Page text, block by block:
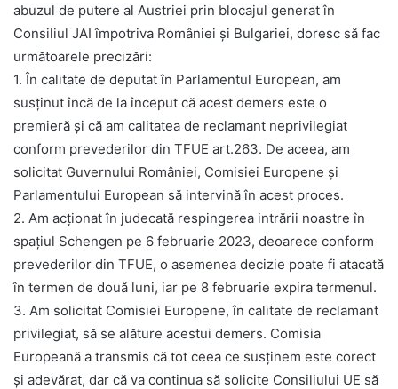
abuzul de putere al Austriei prin blocajul generat în
Consiliul JAI împotriva României și Bulgariei, doresc să fac
următoarele precizări:
1. În calitate de deputat în Parlamentul European, am
susținut încă de la început că acest demers este o
premieră și că am calitatea de reclamant neprivilegiat
conform prevederilor din TFUE art.263. De aceea, am
solicitat Guvernului României, Comisiei Europene și
Parlamentului European să intervină în acest proces.
2. Am acționat în judecată respingerea intrării noastre în
spațiul Schengen pe 6 februarie 2023, deoarece conform
prevederilor din TFUE, o asemenea decizie poate fi atacată
în termen de două luni, iar pe 8 februarie expira termenul.
3. Am solicitat Comisiei Europene, în calitate de reclamant
privilegiat, să se alăture acestui demers. Comisia
Europeană a transmis că tot ceea ce susținem este corect
și adevărat, dar că va continua să solicite Consiliului UE să